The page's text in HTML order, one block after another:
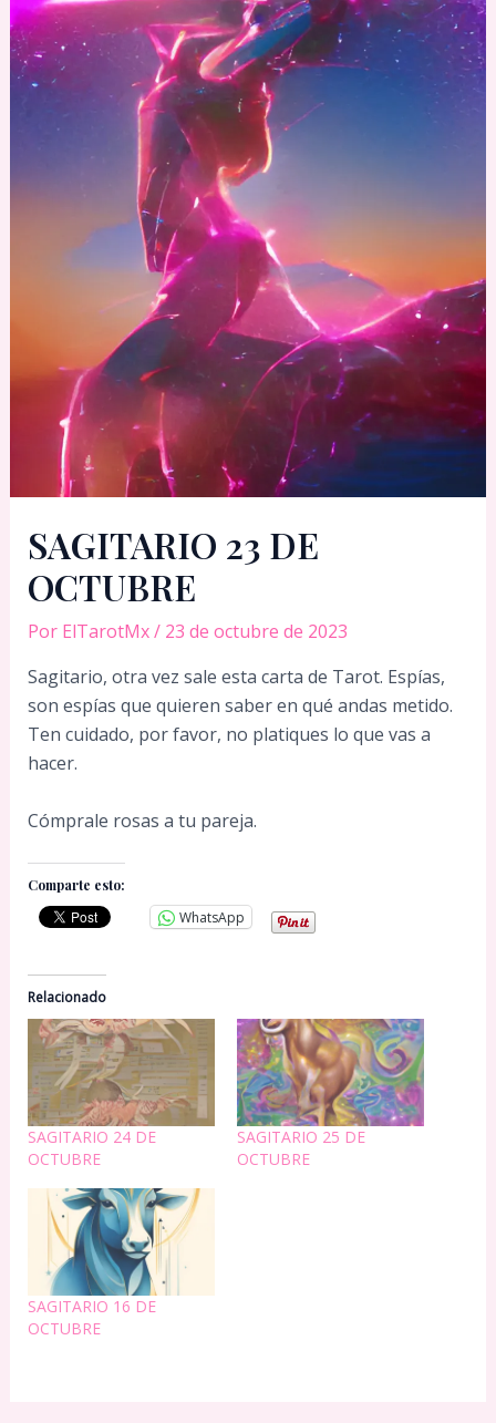
SAGITARIO 23 DE
OCTUBRE
Por ElTarotMx/ 23 de octubre de 2023
Sagitario, otra vez sale esta carta de Tarot. Espías,
son espías que quieren saber en qué andas metido.
Ten cuidado, por favor, no platiques lo que vas a
hacer.
Cómprale rosas a tu pareja.
Comparte esto:
WhatsApp
Relacionado
SAGITARIO 24 DE
OCTUBRE
SAGITARIO 25 DE
OCTUBRE
SAGITARIO 16 DE
OCTUBRE